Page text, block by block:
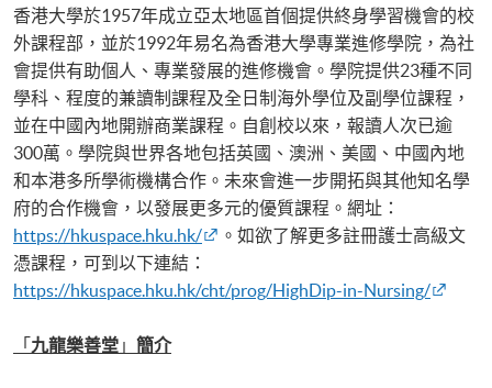
香港大學於1957年成立亞太地區首個提供終身學習機會的校
外課程部，並於1992年易名為香港大學專業進修學院，為社
會提供有助個人、專業發展的進修機會。學院提供23種不同
學科、程度的兼讀制課程及全日制海外學位及副學位課程，
並在中國內地開辦商業課程。自創校以來，報讀人次已逾
300萬。學院與世界各地包括英國、澳洲、美國、中國內地
和本港多所學術機構合作。未來會進一步開拓與其他知名學
府的合作機會，以發展更多元的優質課程。網址：
https://hkuspace.hku.hk/
。如欲了解更多註冊護士高級文
憑課程，可到以下連結：
https://hkuspace.hku.hk/cht/prog/HighDip-in-Nursing/
「 九龍樂善堂 」 簡介